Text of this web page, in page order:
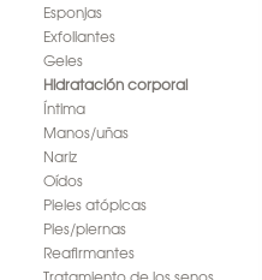
Esponjas
Exfoliantes
Geles
Hidratación corporal
Íntima
Manos/uñas
Nariz
Oídos
Pieles atópicas
Pies/piernas
Reafirmantes